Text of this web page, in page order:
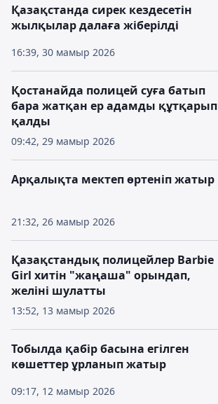
16:39, 30 мамыр 2026
Қазақстанда сирек кездесетін
жылқылар далаға жіберілді
09:42, 29 мамыр 2026
Қостанайда полицей суға батып
бара жатқан ер адамды құтқарып
қалды
21:32, 26 мамыр 2026
Арқалықта мектеп өртеніп жатыр
13:52, 13 мамыр 2026
Қазақстандық полицейлер Barbie
Girl хитін "жаңаша" орындап,
желіні шулатты
09:17, 12 мамыр 2026
Тобылда қабір басына егілген
көшеттер ұрланып жатыр